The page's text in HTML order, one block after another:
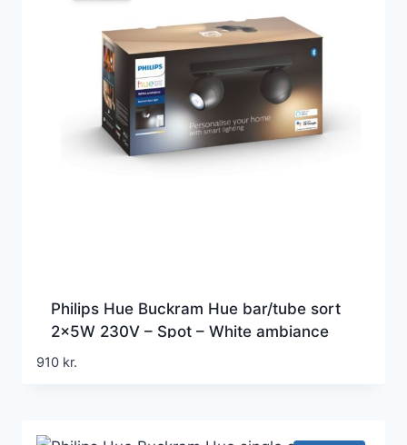
Philips Hue Buckram Hue bar/tube sort
2x5W 230V – Spot – White ambiance
910 kr.